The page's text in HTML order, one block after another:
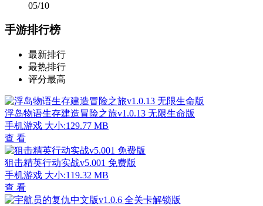
05/10
手游排行榜
最新排行
最热排行
评分最高
浮岛物语生存建造冒险之旅v1.0.13 无限生命版
手机游戏 大小:129.77 MB
查 看
狙击精英行动实战v5.001 免费版
手机游戏 大小:119.32 MB
查 看